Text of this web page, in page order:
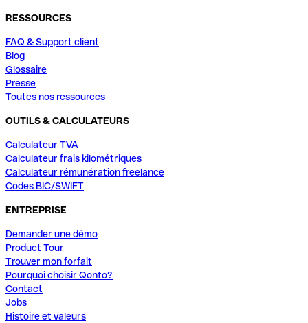
RESSOURCES
FAQ & Support client
Blog
Glossaire
Presse
Toutes nos ressources
OUTILS & CALCULATEURS
Calculateur TVA
Calculateur frais kilométriques
Calculateur rémunération freelance
Codes BIC/SWIFT
ENTREPRISE
Demander une démo
Product Tour
Trouver mon forfait
Pourquoi choisir Qonto?
Contact
Jobs
Histoire et valeurs